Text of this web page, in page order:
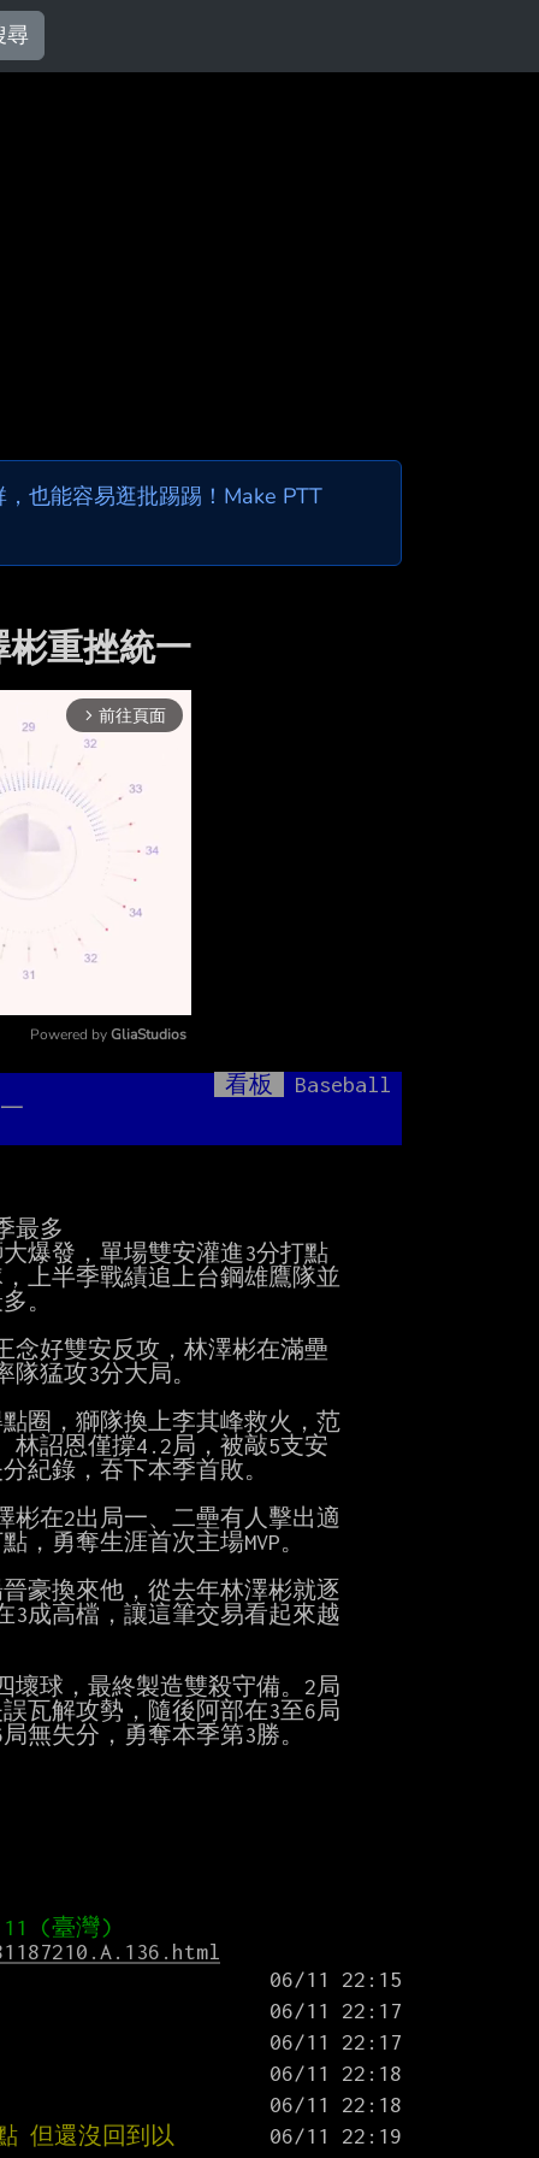
尋
也能容易逛批踢踢！Make PTT
重挫統一
arrow_forward_ios 前往頁面
Powered by GliaStudios
看板
Baseball
最多
爆發，單場雙安灌進3分打點
上半季戰績追上台鋼雄鷹隊並
。
念好雙安反攻，林澤彬在滿壘
猛攻3分大局。
圈，獅隊換上李其峰救火，范
林詔恩僅撐4.2局，被敲5支安
紀錄，吞下本季首敗。
彬在2出局一、二壘有人擊出適
勇奪生涯首次主場MVP。
豪換來他，從去年林澤彬就逐
3成高檔，讓這筆交易看起來越
壞球，最終製造雙殺守備。2局
瓦解攻勢，隨後阿部在3至6局
無失分，勇奪本季第3勝。
但還沒回到以